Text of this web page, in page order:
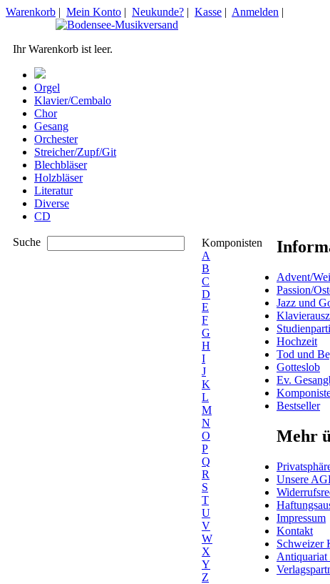
Warenkorb | Mein Konto | Neukunde? | Kasse | Anmelden |
Ihr Warenkorb ist leer.
Orgel
Klavier/Cembalo
Chor
Gesang
Orchester
Streicher/Zupf/Git
Blechbläser
Holzbläser
Literatur
Diverse
CD
Suche
Komponisten
A
B
C
D
E
F
G
H
I
J
K
L
M
N
O
P
Q
R
S
T
U
V
W
X
Y
Z
Advent/
Passion/
Jazz und
Hochzeit
Tod und
Gotteslob
Ev.
Bestseller
Mehr
Unsere
Impressum
Kontakt
Schweizer
Antiquariat